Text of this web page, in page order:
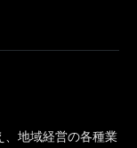
、地域経営の各種業